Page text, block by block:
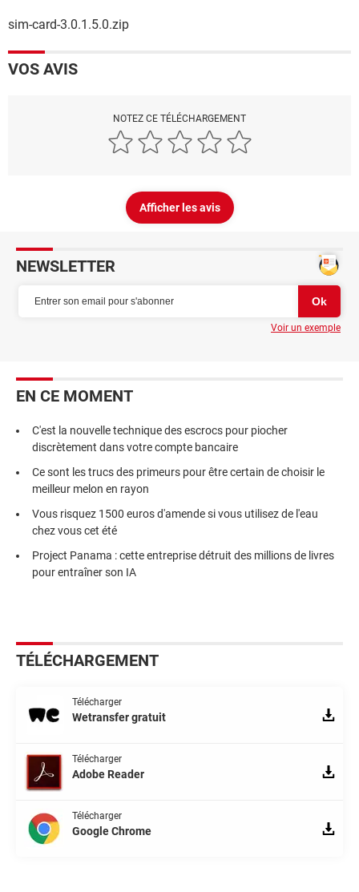
sim-card-3.0.1.5.0.zip
VOS AVIS
NOTEZ CE TÉLÉCHARGEMENT
Afficher les avis
NEWSLETTER
Voir un exemple
EN CE MOMENT
C'est la nouvelle technique des escrocs pour piocher
discrètement dans votre compte bancaire
Ce sont les trucs des primeurs pour être certain de choisir le
meilleur melon en rayon
Vous risquez 1500 euros d'amende si vous utilisez de l'eau
chez vous cet été
Project Panama : cette entreprise détruit des millions de livres
pour entraîner son IA
TÉLÉCHARGEMENT
Télécharger
Wetransfer gratuit
Télécharger
Adobe Reader
Télécharger
Google Chrome